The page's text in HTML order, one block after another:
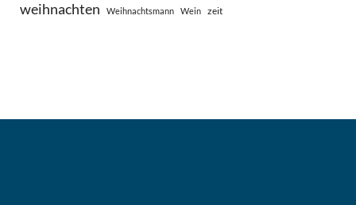
weihnachten
Weihnachtsmann Wein zeit